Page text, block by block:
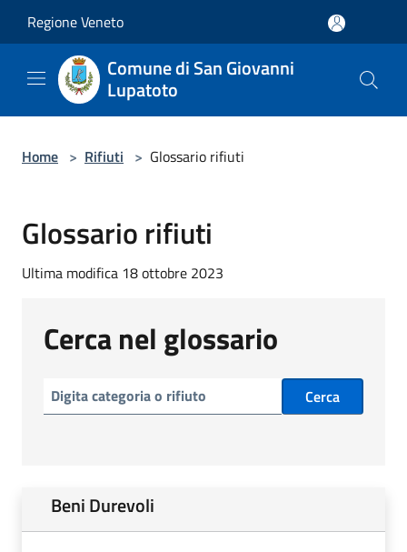
Regione Veneto
Comune di San Giovanni
Lupatoto
Home > Rifiuti > Glossario rifiuti
Glossario rifiuti
Ultima modifica 18 ottobre 2023
Cerca nel glossario
Cerca
Beni Durevoli